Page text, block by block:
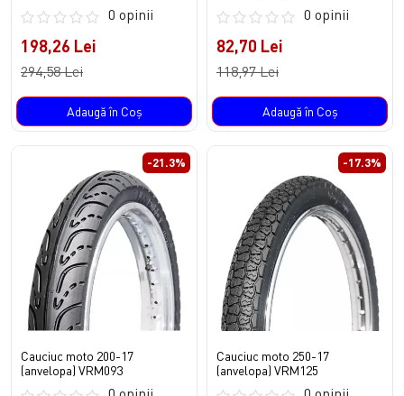
0 opinii
198,26 Lei
294,58 Lei
Adaugă în Coş
0 opinii
82,70 Lei
118,97 Lei
Adaugă în Coş
-21.3%
Cauciuc moto 200-17
(anvelopa) VRM093
-17.3%
Cauciuc moto 250-17
(anvelopa) VRM125